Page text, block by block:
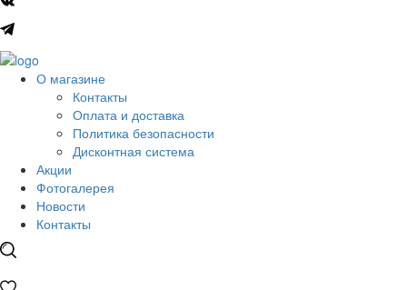
О магазине
Контакты
Оплата и доставка
Политика безопасности
Дисконтная система
Акции
Фотогалерея
Новости
Контакты